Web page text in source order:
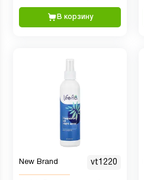
В корзину
New Brand vt1220